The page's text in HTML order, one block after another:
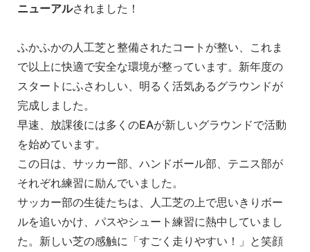
ニューアルされました！
ふかふかの人工芝と整備されたコートが整い、これま
で以上に快適で安全な環境が整っています。新年度の
スタートにふさわしい、明るく活気あるグラウンドが
完成しました。
早速、放課後には多くのEAが新しいグラウンドで活動
を始めています。
この日は、サッカー部、ハンドボール部、テニス部が
それぞれ練習に励んでいました。
サッカー部の生徒たちは、人工芝の上で思いきりボー
ルを追いかけ、パスやシュート練習に熱中していまし
た。新しい芝の感触に「すごく走りやすい！」と笑顔